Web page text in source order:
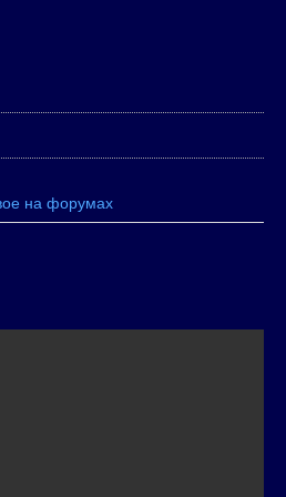
на форумах